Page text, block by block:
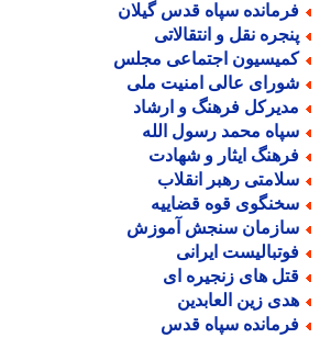
سپاه قدس گیلان
نقل و انتقالاتی
اجتماعی مجلس
عالی امنیت ملی
فرهنگ و ارشاد
محمد رسول الله
ایثار و شهادت
رهبر انقلاب
قوه قضاییه
سنجش آموزش
ایرانی
های زنجیره ای
زین العابدین
سپاه قدس